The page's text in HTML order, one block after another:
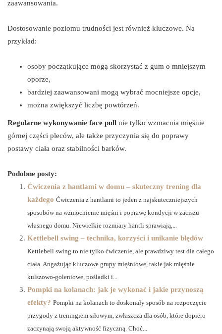
zaawansowania.
Dostosowanie poziomu trudności jest również kluczowe. Na
przykład:
osoby początkujące mogą skorzystać z gum o mniejszym
oporze,
bardziej zaawansowani mogą wybrać mocniejsze opcje,
można zwiększyć liczbę powtórzeń.
Regularne wykonywanie face pull nie tylko wzmacnia mięśnie
górnej części pleców, ale także przyczynia się do poprawy
postawy ciała oraz stabilności barków.
Podobne posty:
Ćwiczenia z hantlami w domu – skuteczny trening dla
każdego Ćwiczenia z hantlami to jeden z najskuteczniejszych
sposobów na wzmocnienie mięśni i poprawę kondycji w zaciszu
własnego domu. Niewielkie rozmiary hantli sprawiają,...
Kettlebell swing – technika, korzyści i unikanie błędów
Kettlebell swing to nie tylko ćwiczenie, ale prawdziwy test dla całego
ciała. Angażując kluczowe grupy mięśniowe, takie jak mięśnie
kulszowo-goleniowe, pośladki i...
Pompki na kolanach: jak je wykonać i jakie przynoszą
efekty? Pompki na kolanach to doskonały sposób na rozpoczęcie
przygody z treningiem siłowym, zwłaszcza dla osób, które dopiero
zaczynają swoją aktywność fizyczną. Choć...